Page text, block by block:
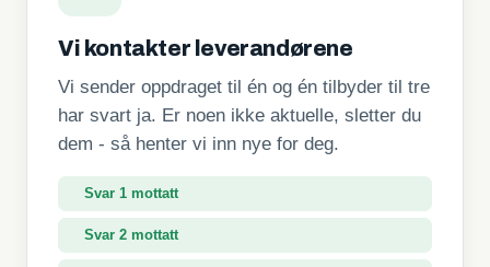
Vi kontakter leverandørene
Vi sender oppdraget til én og én tilbyder til tre
har svart ja. Er noen ikke aktuelle, sletter du
dem - så henter vi inn nye for deg.
Svar 2 mottatt